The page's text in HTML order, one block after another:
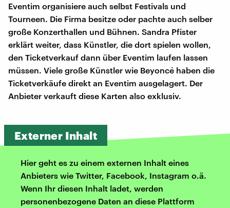
Eventim organisiere auch selbst Festivals und
Tourneen. Die Firma besitze oder pachte auch selber
große Konzerthallen und Bühnen. Sandra Pfister
erklärt weiter, dass Künstler, die dort spielen wollen,
den Ticketverkauf dann über Eventim laufen lassen
müssen. Viele große Künstler wie Beyoncé haben die
Ticketverkäufe direkt an Eventim ausgelagert. Der
Anbieter verkauft diese Karten also exklusiv.
Externer Inhalt
Hier geht es zu einem externen Inhalt eines
Anbieters wie Twitter, Facebook, Instagram o.ä.
Wenn Ihr diesen Inhalt ladet, werden
personenbezogene Daten an diese Plattform